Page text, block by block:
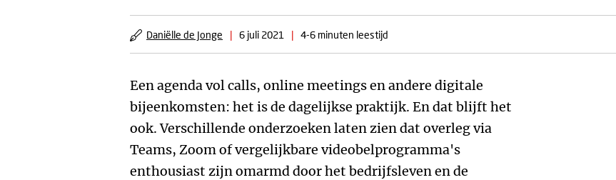
Daniëlle de Jonge | 6 juli 2021 | 4-6 minuten leestijd
Een agenda vol calls, online meetings en andere digitale
bijeenkomsten: het is de dagelijkse praktijk. En dat blijft het
ook. Verschillende onderzoeken laten zien dat overleg via
Teams, Zoom of vergelijkbare videobelprogramma's
enthousiast zijn omarmd door het bedrijfsleven en de